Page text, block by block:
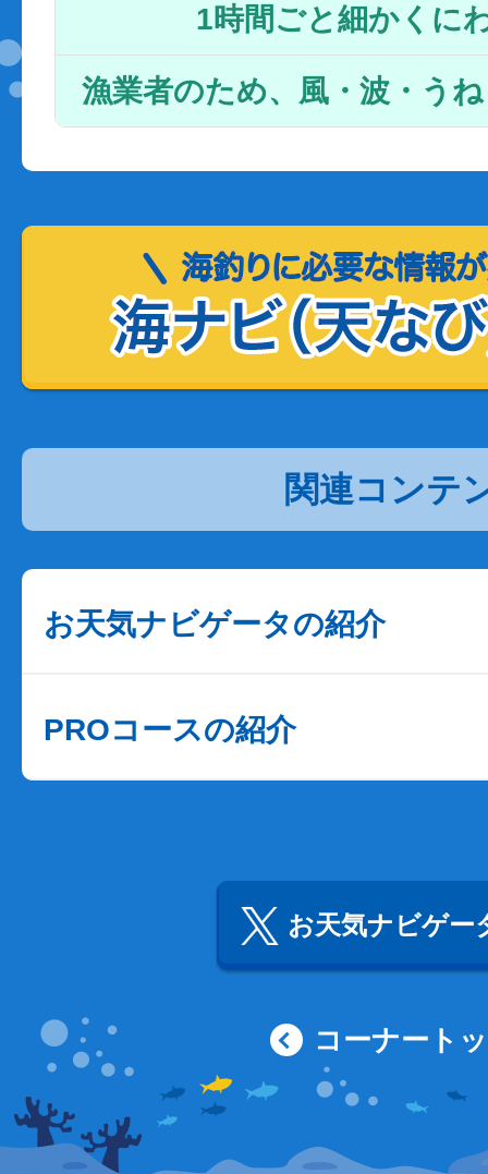
1時間ごと細かくに
漁業者のため、風・波・う
関連コンテ
お天気ナビゲータの紹介
PROコースの紹介
お天気ナビゲー
コーナート